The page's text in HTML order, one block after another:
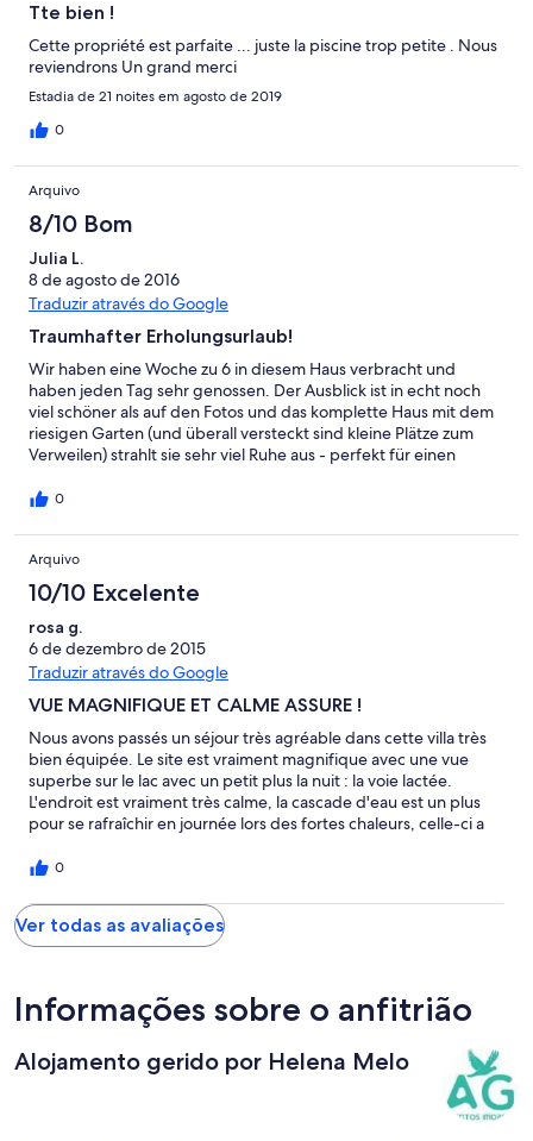
Tte bien !
Cette propriété est parfaite ... juste la piscine trop petite . Nous
reviendrons Un grand merci
Estadia de 21 noites em agosto de 2019
0
Arquivo
8/10 Bom
Julia L.
8 de agosto de 2016
Traduzir através do Google
Traumhafter Erholungsurlaub!
Wir haben eine Woche zu 6 in diesem Haus verbracht und
haben jeden Tag sehr genossen. Der Ausblick ist in echt noch
viel schöner als auf den Fotos und das komplette Haus mit dem
riesigen Garten (und überall versteckt sind kleine Plätze zum
Verweilen) strahlt sie sehr viel Ruhe aus - perfekt für einen
machen und unternehmen und hier kann man Portugal abseits
Seite entdecken. Aber selbst wenn man eben einfach mal nichts
tun möchte, ist dieses Haus ideal und einfach nur perfekt. Das
einzige, was uns gefehlt hat, war ein echter Pool. Das Becken
mit dem Wasserfall ist zwar schon ganz nett, aber für eine
Woche dann doch irgendwann mal zu klein (vor allem für unsere
Kinder)! Carina, die Hausverwalterin war ebenso sehr toll,
unkompliziert, freundlich und immer hilfsbereit. Für alle, die also
Ort!
0
Arquivo
10/10 Excelente
rosa g.
6 de dezembro de 2015
Traduzir através do Google
VUE MAGNIFIQUE ET CALME ASSURE !
Nous avons passés un séjour très agréable dans cette villa très
bien équipée. Le site est vraiment magnifique avec une vue
superbe sur le lac avec un petit plus la nuit : la voie lactée.
L'endroit est vraiment très calme, la cascade d'eau est un plus
pour se rafraîchir en journée lors des fortes chaleurs, celle-ci a
très bien reçu et a été aux petits soins pour notre famille tout le
En bref séjour inoubliable que nous recommandons vivement !!!
Passamos uma estadia muito agradável nesta casa bem
equipada. O local é muito bonito com uma vista deslumbrante
tranquilo, a cascata no jardim serviu a refrescarse durante o
tempo quente, foi muito popular com as crianças ... Ms Carina
família durante toda a estadia para nos sentirmos bem. O
supervisor da casa tambem foi muito simpatico. Em fim foi uma
0
Ver todas as avaliações
Informações sobre o anfitrião
Alojamento gerido por Helena Melo